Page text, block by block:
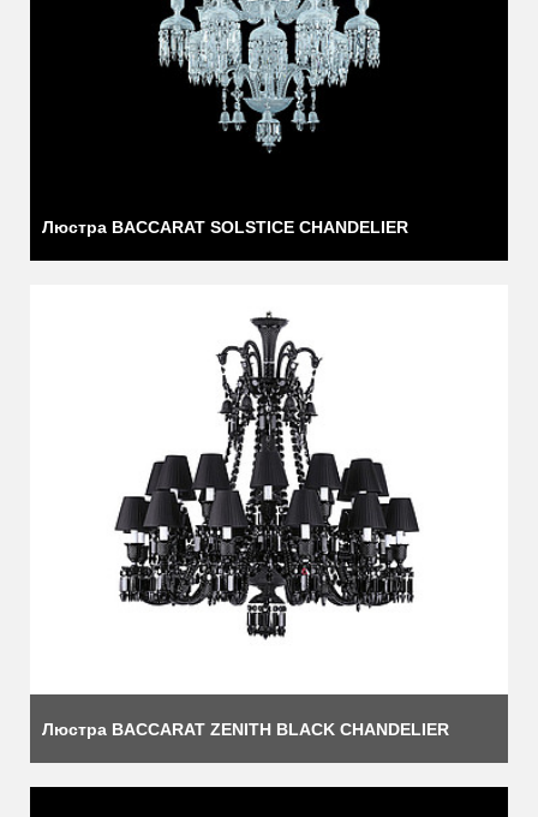
Люстра BACCARAT SOLSTICE CHANDELIER
Люстра BACCARAT ZENITH BLACK CHANDELIER